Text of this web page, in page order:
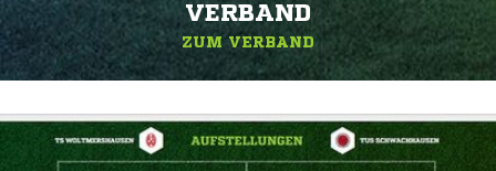
ERBAND
ZUM VERBAND